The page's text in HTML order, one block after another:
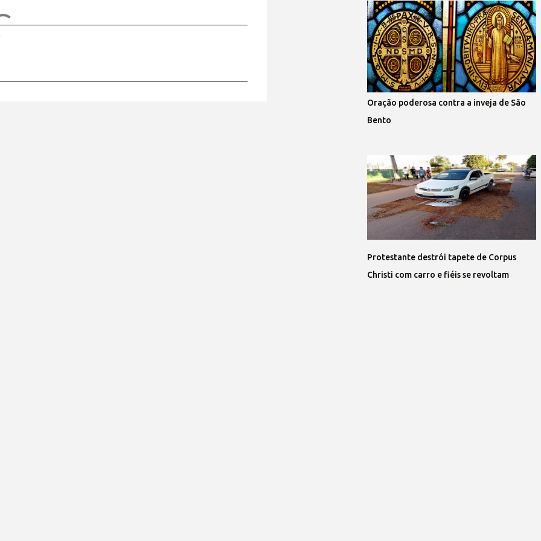
Oração poderosa contra a inveja de São
Bento
Protestante destrói tapete de Corpus
Christi com carro e fiéis se revoltam